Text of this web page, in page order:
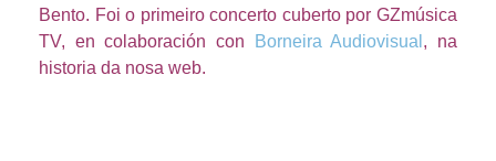
Bento. Foi o primeiro concerto cuberto por GZmúsica
TV, en colaboración con
Borneira Audiovisual , na
historia da nosa web.